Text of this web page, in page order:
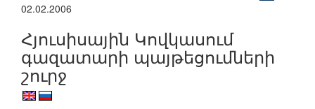
02.02.2006
Հյուսիսային Կովկասում
գազատարի պայթեցումների
շուրջ